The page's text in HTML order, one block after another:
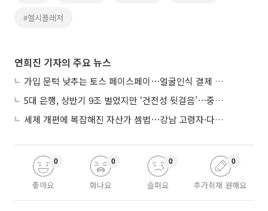
#헬시플레저
연희진 기자의 주요 뉴스
가입 문턱 낮추는 토스 페이스페이⋯얼굴인식 결제 확산 속도낸다
5대 은행, 상반기 9조 벌었지만 ‘건전성 뒷걸음’⋯중기대출 문턱 높아지나
세제 개편에 복잡해진 자산가 셈법⋯강남 고령자·다주택자 ‘자산재편 고심’
좋아요
0
화나요
0
슬퍼요
0
추가취재 원해요
0